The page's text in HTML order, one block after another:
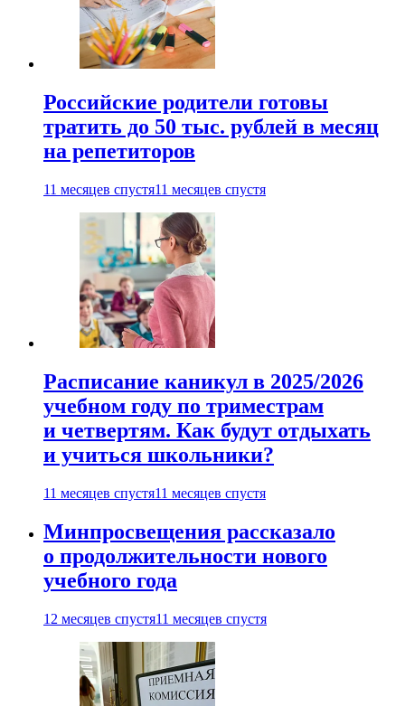
Российские родители готовы
тратить до 50 тыс. рублей в месяц
на репетиторов
11 месяцев спустя11 месяцев спустя
Расписание каникул в 2025/2026
учебном году по триместрам
и четвертям. Как будут отдыхать
и учиться школьники?
11 месяцев спустя11 месяцев спустя
Минпросвещения рассказало
о продолжительности нового
учебного года
12 месяцев спустя11 месяцев спустя